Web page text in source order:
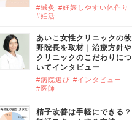
#鍼灸 #妊娠しやすい体作り
#妊活
あいこ女性クリニックの牧
野院長を取材｜治療方針や
クリニックのこだわりにつ
いてインタビュー
#病院選び #インタビュー
#医師
精子改善は手軽にできる？